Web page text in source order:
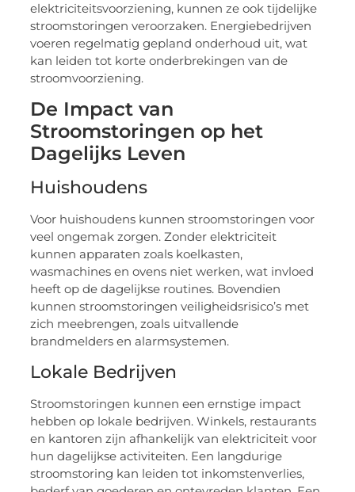
elektriciteitsvoorziening, kunnen ze ook tijdelijke
stroomstoringen veroorzaken. Energiebedrijven
voeren regelmatig gepland onderhoud uit, wat
kan leiden tot korte onderbrekingen van de
stroomvoorziening.
De Impact van
Stroomstoringen op het
Dagelijks Leven
Huishoudens
Voor huishoudens kunnen stroomstoringen voor
veel ongemak zorgen. Zonder elektriciteit
kunnen apparaten zoals koelkasten,
wasmachines en ovens niet werken, wat invloed
heeft op de dagelijkse routines. Bovendien
kunnen stroomstoringen veiligheidsrisico’s met
zich meebrengen, zoals uitvallende
brandmelders en alarmsystemen.
Lokale Bedrijven
Stroomstoringen kunnen een ernstige impact
hebben op lokale bedrijven. Winkels, restaurants
en kantoren zijn afhankelijk van elektriciteit voor
hun dagelijkse activiteiten. Een langdurige
stroomstoring kan leiden tot inkomstenverlies,